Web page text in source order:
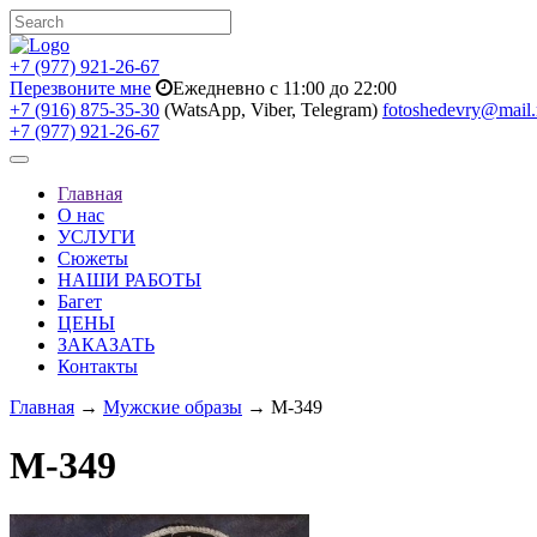
+7 (977) 921-26-67
Перезвоните мне
Ежедневно с 11:00 до 22:00
+7 (916) 875-35-30 (WatsApp, Viber, Telegram)
+7 (977) 921-26-67
Toggle
navigationГлавная
О нас
УСЛУГИ
Сюжеты
НАШИ РАБОТЫ
Багет
ЦЕНЫ
ЗАКАЗАТЬ
Контакты
Главная → Мужские образы → M-349
M-349